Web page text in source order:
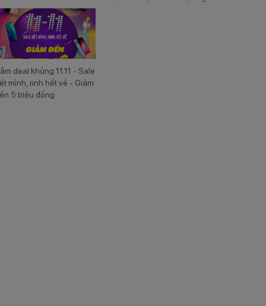
cùng nhiều ưu đãi hấp dẫn
deal khủng 11.11 - Sale
mình, rinh hết về - Giảm
5 triệu đồng